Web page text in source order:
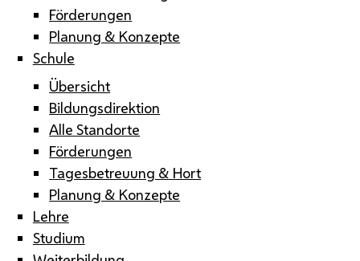
Förderungen
Planung & Konzepte
Schule
Übersicht
Bildungsdirektion
Alle Standorte
Förderungen
Tagesbetreuung & Hort
Planung & Konzepte
Lehre
Studium